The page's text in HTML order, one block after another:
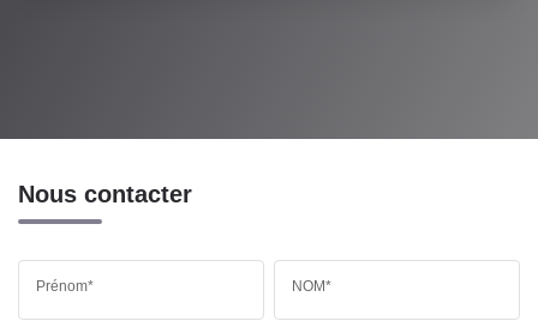
Nous contacter
Prénom* NOM*